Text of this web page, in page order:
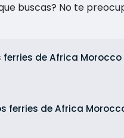
buscas? No te
de Africa Morocco
de Africa